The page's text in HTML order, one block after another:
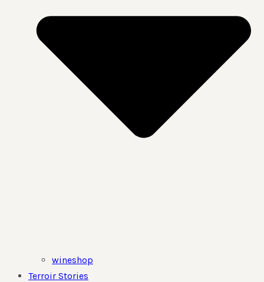
wineshop
Terroir Stories